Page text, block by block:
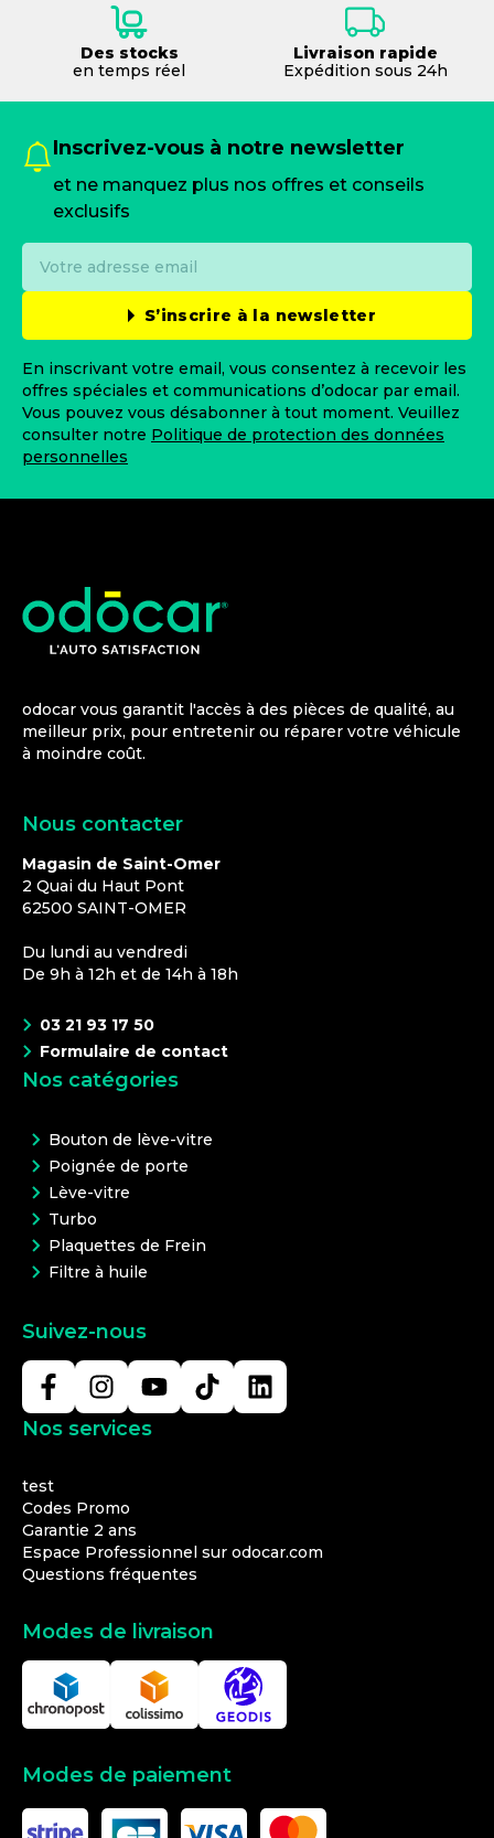
Des stocks
en temps réel
Livraison rapide
Expédition sous 24h
Inscrivez-vous à notre newsletter
et ne manquez plus nos offres et conseils
exclusifs
S’inscrire à la newsletter
En inscrivant votre email, vous consentez à recevoir les
offres spéciales et communications d’odocar par email.
Vous pouvez vous désabonner à tout moment. Veuillez
consulter notre Politique de protection des données
personnelles
odocar vous garantit l'accès à des pièces de qualité, au
meilleur prix, pour entretenir ou réparer votre véhicule
à moindre coût.
Nous contacter
Magasin de Saint-Omer
2 Quai du Haut Pont
62500 SAINT-OMER
Du lundi au vendredi
De 9h à 12h et de 14h à 18h
03 21 93 17 50
Formulaire de contact
Nos catégories
Bouton de lève-vitre
Poignée de porte
Lève-vitre
Turbo
Plaquettes de Frein
Filtre à huile
Suivez-nous
Nos services
test
Codes Promo
Garantie 2 ans
Espace Professionnel sur odocar.com
Questions fréquentes
Modes de livraison
Modes de paiement